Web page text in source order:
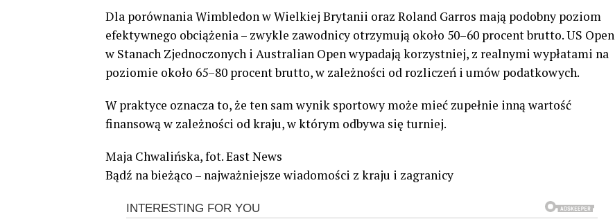
Dla porównania Wimbledon w Wielkiej Brytanii oraz Roland Garros mają podobny poziom
efektywnego obciążenia – zwykle zawodnicy otrzymują około 50–60 procent brutto. US Open
w Stanach Zjednoczonych i Australian Open wypadają korzystniej, z realnymi wypłatami na
poziomie około 65–80 procent brutto, w zależności od rozliczeń i umów podatkowych.
W praktyce oznacza to, że ten sam wynik sportowy może mieć zupełnie inną wartość
finansową w zależności od kraju, w którym odbywa się turniej.
Maja Chwalińska, fot. East News
Bądź na bieżąco – najważniejsze wiadomości z kraju i zagranicy